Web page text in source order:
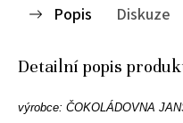
Popis Diskuze
Detailní popis
výrobce: ČOKOLÁDOVNA